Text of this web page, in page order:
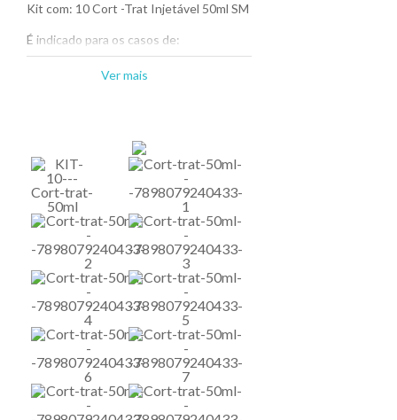
Kit com: 10 Cort -Trat Injetável 50ml SM
É indicado para os casos de:
Processos inflamatório articulares,
Reações alérgicas;
Doenças dermatológicas;
Estado de choque, toxemia e crise
circulatória;
Como medicação auxiliar nas mastites
agudas, metrites, pneumonias, febre dos
transportes e vitular dos bovinos e
equinos e nos acidentes com animais
peçonhentos.
Modo de uso
É um produto injetável, devendo ser
Ver mais